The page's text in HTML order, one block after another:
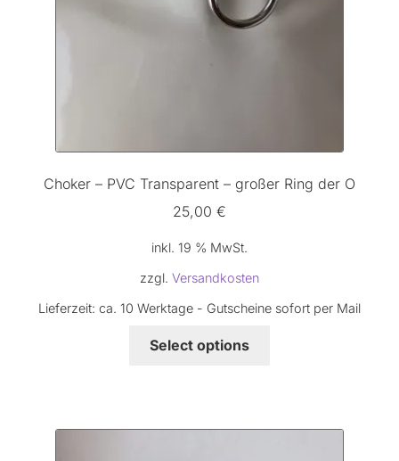
Choker – PVC Transparent – großer Ring der O
25,00 €
inkl. 19 % MwSt.
zzgl. Versandkosten
Lieferzeit: ca. 10 Werktage - Gutscheine sofort per Mail
Select options